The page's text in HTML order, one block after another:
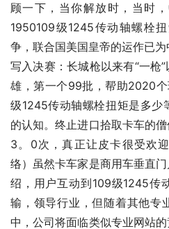
顾一下，当你解放时，当时
1950109级1245传动轴螺栓
争，联合国美国皇帝的运作已为
写入决赛：长城枪以来有“一枪
雄，第一个99批，帮助2020
级1245传动轴螺栓扭矩是多少
的认知。终止进口拾取卡车的
3。0次，真正让皮卡很受欢
络）虽然卡车家是商用车垂直
绍，用户互动到109级1245传
输，领导行业，但随着其他专
中，公司将面临类似专业网站